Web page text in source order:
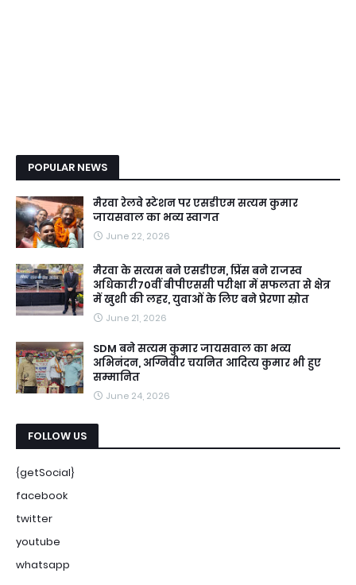
POPULAR NEWS
मैरवा रेलवे स्टेशन पर एसडीएम सत्यम कुमार
जायसवाल का भव्य स्वागत
June 22, 2026
मैरवा के सत्यम बने एसडीएम, प्रिंस बने राजस्व
अधिकारी70वीं बीपीएससी परीक्षा में सफलता से क्षेत्र
में खुशी की लहर, युवाओं के लिए बने प्रेरणा स्रोत
June 21, 2026
SDM बने सत्यम कुमार जायसवाल का भव्य
अभिनंदन, अग्निवीर चयनित आदित्य कुमार भी हुए
सम्मानित
June 24, 2026
FOLLOW US
{getSocial}
facebook
twitter
youtube
whatsapp